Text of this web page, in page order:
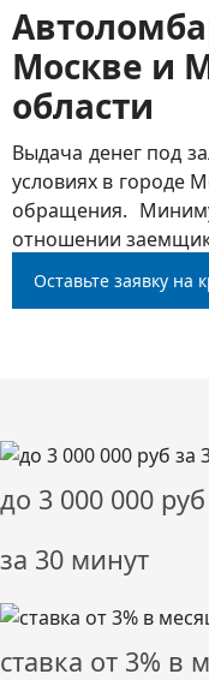
Москве и
области
Выдача денег под
условиях в городе
обращения.
отношении
Оставьте заявку на
до 3 000 000 руб
за 30 минут
ставка от 3% в